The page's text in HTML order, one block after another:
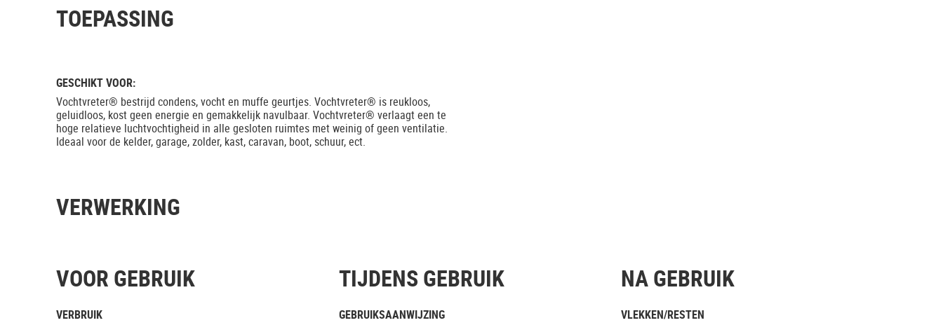
TOEPASSING
GESCHIKT VOOR:
Vochtvreter® bestrijd condens, vocht en muffe geurtjes. Vochtvreter® is reukloos,
geluidloos, kost geen energie en gemakkelijk navulbaar. Vochtvreter® verlaagt een te
hoge relatieve luchtvochtigheid in alle gesloten ruimtes met weinig of geen ventilatie.
Ideaal voor de kelder, garage, zolder, kast, caravan, boot, schuur, ect.
VERWERKING
VOOR GEBRUIK
VERBRUIK
TIJDENS GEBRUIK
GEBRUIKSAANWIJZING
NA GEBRUIK
VLEKKEN/RESTEN